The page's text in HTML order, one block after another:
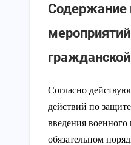
Содержание
Согласно
действий по
введения
обязательном